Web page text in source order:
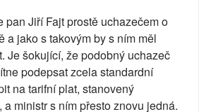
pan Jiří Fajt prostě uchazečem o
a jako s takovým by s ním měl
Je šokující, že podobný uchazeč
podepsat zcela standardní
na tarifní plat, stanovený
ministr s ním přesto znovu jedná.